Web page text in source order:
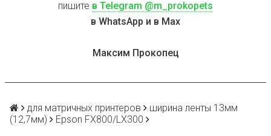
пишите в Telegram @m_prokopets
в WhatsApp и в Max
Максим Прокопец
для матричных принтеров
ширина ленты 13мм
(12,7мм)
Epson FX800/LX300